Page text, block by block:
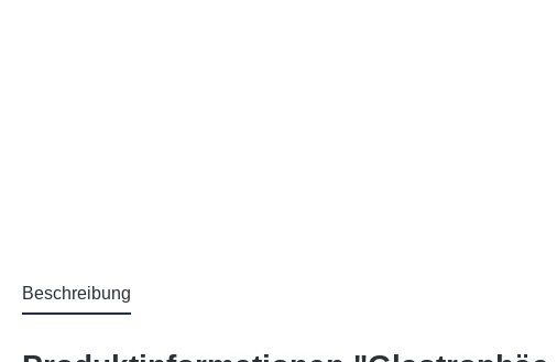
Beschreibung